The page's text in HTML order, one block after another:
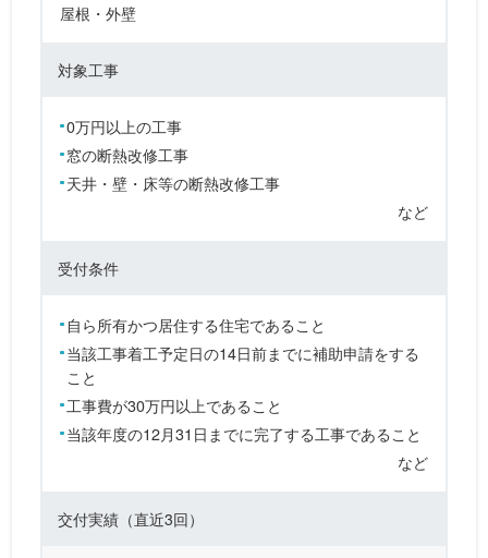
屋根・外壁
対象工事
0万円以上の工事
窓の断熱改修工事
天井・壁・床等の断熱改修工事
など
受付条件
自ら所有かつ居住する住宅であること
当該工事着工予定日の14日前までに補助申請をする
こと
工事費が30万円以上であること
当該年度の12月31日までに完了する工事であること
など
交付実績 （直近3回）